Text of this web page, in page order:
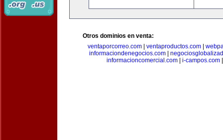
Otros dominios en venta:
ventaporcorreo.com
ventaproductos.com
informaciondenegocios.com|
informacioncomercial.com| i-campos.com